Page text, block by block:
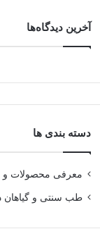
آخرین دیدگاه‌ها
دسته بندی ها
معرفی محصولات و
طب سنتی و گیاهان